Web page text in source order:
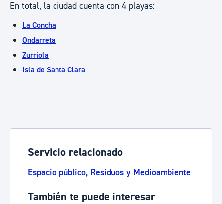
En total, la ciudad cuenta con 4 playas:
La Concha
Ondarreta
Zurriola
Isla de Santa Clara
Servicio relacionado
Espacio público, Residuos y Medioambiente
También te puede interesar